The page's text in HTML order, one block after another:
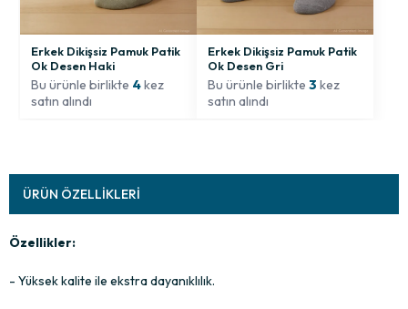
Erkek Dikişsiz Pamuk Patik
Ok Desen Haki
Bu ürünle birlikte 4kez
satın alındı
Erkek Dikişsiz Pamuk Patik
Ok Desen Gri
Bu ürünle birlikte 3 kez
satın alındı
ÜRÜN ÖZELLIKLERI
Özellikler:
- Yüksek kalite ile ekstra dayanıklılık.